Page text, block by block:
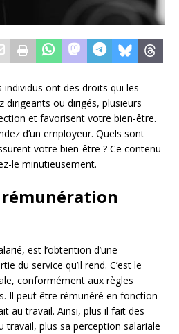
ont des droits qui les
dirigeants ou dirigés, plusieurs
et favorisent votre bien-être.
d’un employeur. Quels sont
votre bien-être ? Ce contenu
le minutieusement.
est l’obtention d’une
du service qu’il rend. C’est le
conformément aux règles
Il peut être rémunéré en fonction
au travail. Ainsi, plus il fait des
travail, plus sa perception salariale